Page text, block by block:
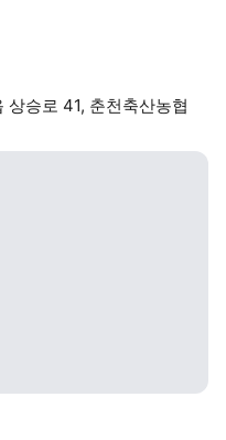
상승로 41, 춘천축산농협